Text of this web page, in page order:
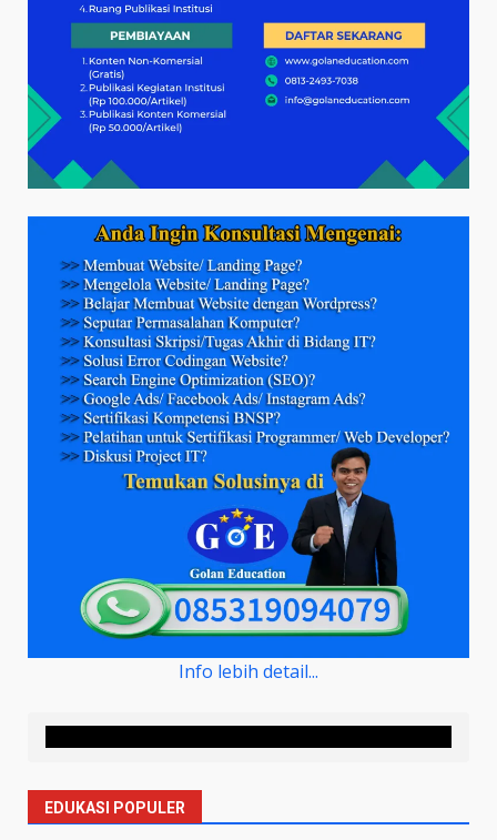
Info lebih detail...
EDUKASI POPULER